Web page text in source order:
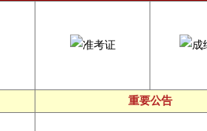
重要公告